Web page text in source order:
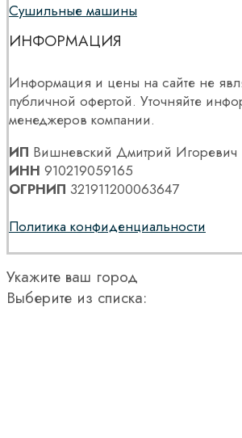
Сушильные машины
ИНФОРМАЦИЯ
Информация и цены на сайте не
публичной офертой. Уточняйте
менеджеров компании.
ИП Вишневский Дмитрий Игоревич
ИНН 910219059165
ОГРНИП 321911200063647
Политика конфиденциальности
Укажите ваш город
Выберите из списка: